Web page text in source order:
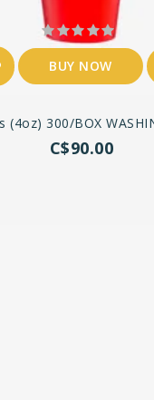
BUY NOW
(4oz) 300/BOX
C$90.00